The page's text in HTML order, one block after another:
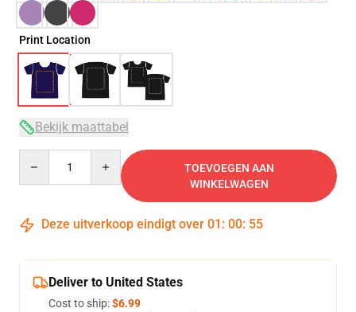
Print Location
Bekijk maattabel
TOEVOEGEN AAN
WINKELWAGEN
Deze uitverkoop eindigt over 01 : 00: 54
Deliver to United States
Cost to ship:$6.99